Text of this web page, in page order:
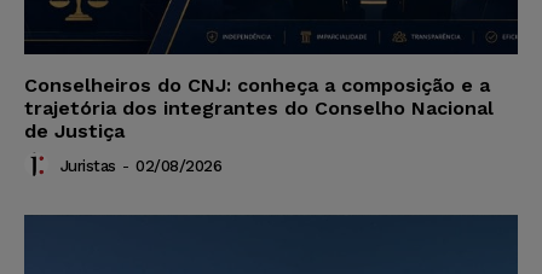
Conselheiros do CNJ: conheça a composição e a
trajetória dos integrantes do Conselho Nacional
de Justiça
Juristas - 02/08/2026